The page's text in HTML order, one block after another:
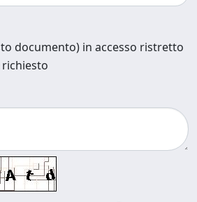
documento) in accesso ristretto
richiesto